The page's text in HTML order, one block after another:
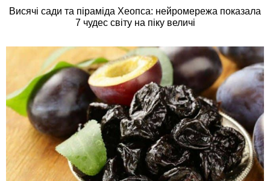
Висячі сади та піраміда Хеопса: нейромережа показала
7 чудес світу на піку величі